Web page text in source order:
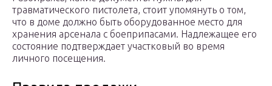
травматического пистолета, стоит упомянуть о том,
что в доме должно быть оборудованное место для
хранения арсенала с боеприпасами. Надлежащее его
состояние подтверждает участковый во время
личного посещения.